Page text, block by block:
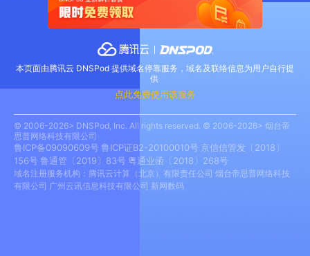
本页面由腾讯云 DNSPod 提供域名停靠服务，域名及联络信息为用户自行提
供
点此免费使用该服务
© 2006-2026> DNSPod, Inc. All rights reserved. © 2006-2026> 烟台帝
思普网络科技有限公司
鲁ICP备09090609号 鲁ICP证B2-20100010号 京信信管发〔2018〕
156号 鲁通管〔2019〕83号 粤通业函〔2018〕268号
域名注册服务机构：腾讯云计算（北京）有限责任公司 烟台帝思普网络科技
有限公司 广州云讯信息科技有限公司 新网数码